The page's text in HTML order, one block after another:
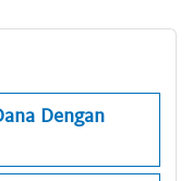
Dengan